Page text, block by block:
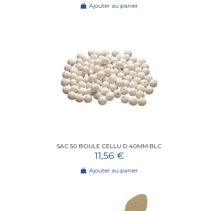
Ajouter au panier
SAC 50 BOULE CELLU D 40MM BLC
11,56 €
Ajouter au panier